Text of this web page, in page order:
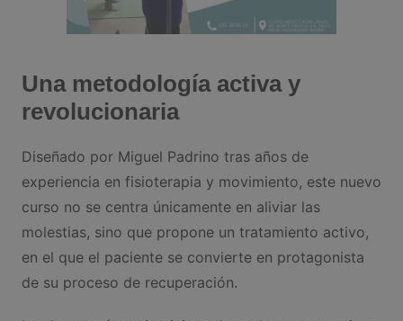
Una metodología activa y
revolucionaria
Diseñado por Miguel Padrino tras años de
experiencia en fisioterapia y movimiento, este nuevo
curso no se centra únicamente en aliviar las
molestias, sino que propone un tratamiento activo,
en el que el paciente se convierte en protagonista
de su proceso de recuperación.